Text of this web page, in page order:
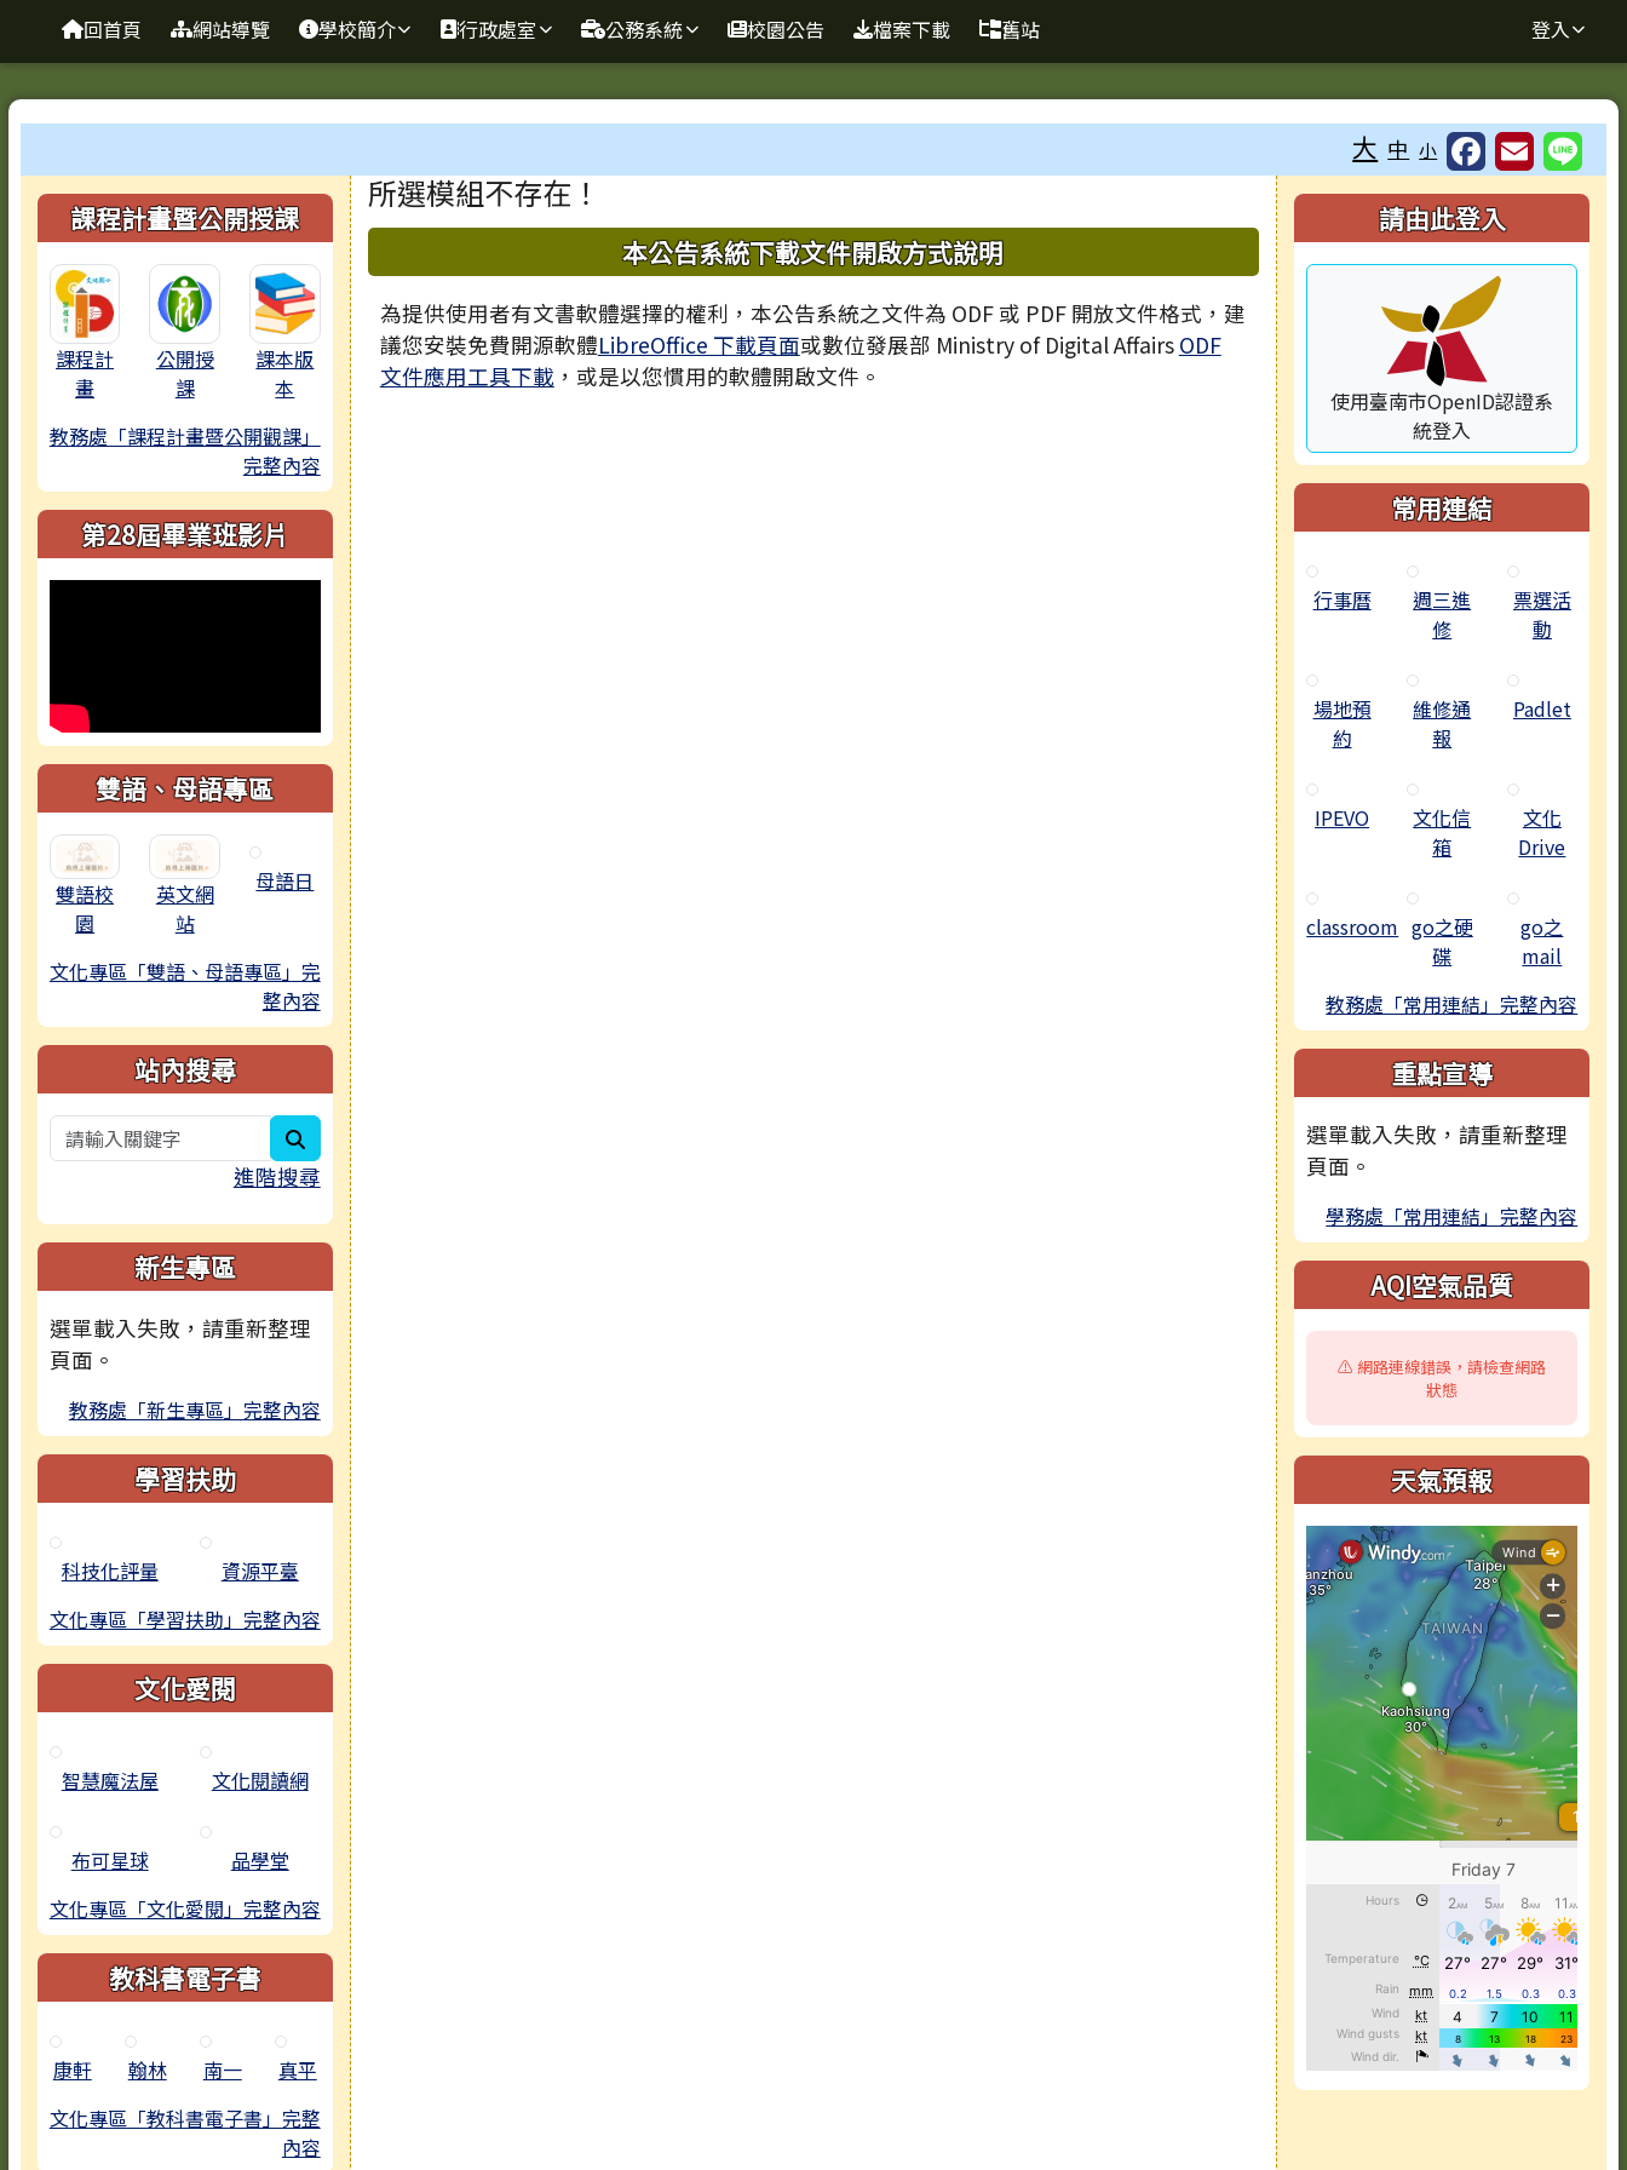
跳至主內容區
臺南市歸仁區文化國小全球資訊站
導覽列
回首頁 網站導覽 學校簡介 行政處室 公務系統 校園公告 檔案下載 舊站 登入
⏸
大 中 小
左邊區域內容
課程計畫暨公開授課
課程計
畫
公開授
課
課本版
本
教務處「課程計畫暨公開觀課」
完整內容
第28屆畢業班影片
雙語、母語專區
雙語校
園
英文網
站
母語日
文化專區「雙語、母語專區」完
整內容
站內搜尋
search
進階搜尋
新生專區
選單載入失敗，請重新整理
頁面。
教務處「新生專區」完整內容
學習扶助
科技化評量
資源平臺
文化專區「學習扶助」完整內容
文化愛閱
智慧魔法屋 文化閱讀網
布可星球
品學堂
文化專區「文化愛閱」完整內容
教科書電子書
康軒 翰林 南一
真平
文化專區「教科書電子書」完整
內容
主內容區域
所選模組不存在！
下中區域內容 本公告系統下載文件開啟方式說明
為提供使用者有文書軟體選擇的權利，本公告系統之文件為 ODF 或 PDF 開放文件格式，建
議您安裝免費開源軟體LibreOffice 下載頁面或數位發展部 Ministry of Digital Affairs ODF
文件應用工具下載 ，或是以您慣用的軟體開啟文件。
右邊區域內容
請由此登入
使用臺南市OpenID認證系
統登入
常用連結
行事曆
週三進
修
票選活
動
場地預
約
維修通
報
Padlet
IPEVO
文化信
箱
文化
Drive
classroom go之硬
碟
go之
mail
教務處「常用連結」完整內容
重點宣導
選單載入失敗，請重新整理
頁面。
學務處「常用連結」完整內容
AQI空氣品質
⚠️ 網路連線錯誤，請檢查網路
狀態
天氣預報
頁尾區域